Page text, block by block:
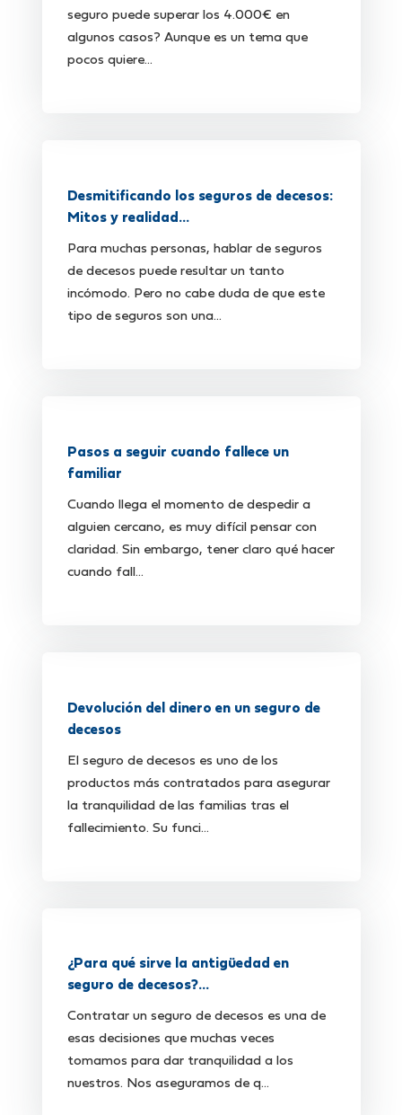
seguro puede superar los 4.000€ en
algunos casos? Aunque es un tema que
pocos quiere...
Desmitificando los seguros de decesos:
Mitos y realidad...
Para muchas personas, hablar de seguros
de decesos puede resultar un tanto
incómodo. Pero no cabe duda de que este
tipo de seguros son una...
Pasos a seguir cuando fallece un
familiar
Cuando llega el momento de despedir a
alguien cercano, es muy difícil pensar con
claridad. Sin embargo, tener claro qué hacer
cuando fall...
Devolución del dinero en un seguro de
decesos
El seguro de decesos es uno de los
productos más contratados para asegurar
la tranquilidad de las familias tras el
fallecimiento. Su funci...
¿Para qué sirve la antigüedad en
seguro de decesos?...
Contratar un seguro de decesos es una de
esas decisiones que muchas veces
tomamos para dar tranquilidad a los
nuestros. Nos aseguramos de q...